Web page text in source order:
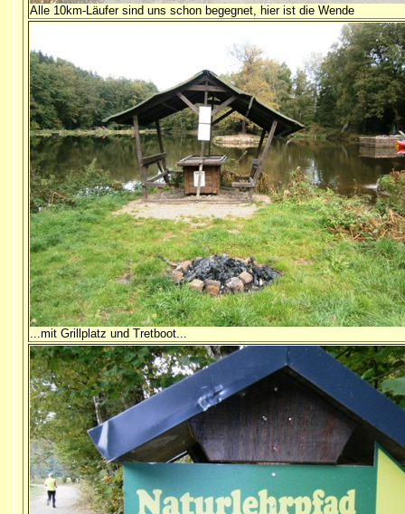
Alle 10km-Läufer sind uns schon begegnet, hier ist die Wende
...mit Grillplatz und Tretboot...